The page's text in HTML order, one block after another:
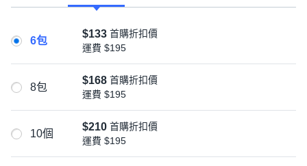
6包
$133 首購折扣價
運費 $195
8包
$168 首購折扣價
運費 $195
10個
$210 首購折扣價
運費 $195